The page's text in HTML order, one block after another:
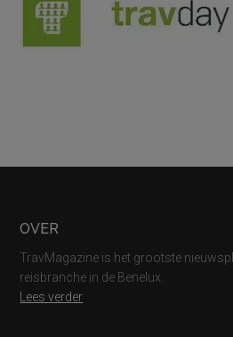
Footer
OVER
TravMagazine is het grootste
reisbranche in de Benelux.
Lees verder